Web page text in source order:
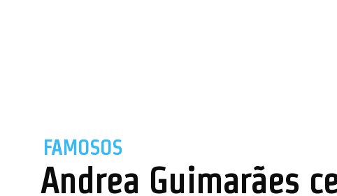
FAMOSOS
Andrea Guimarães